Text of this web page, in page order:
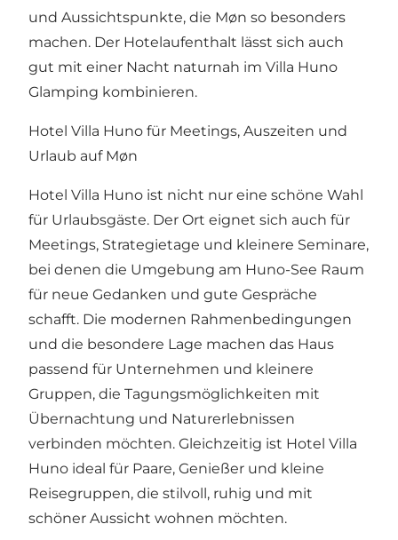
und Aussichtspunkte, die Møn so besonders
machen. Der Hotelaufenthalt lässt sich auch
gut mit einer Nacht naturnah im Villa Huno
Glamping kombinieren.
Hotel Villa Huno für Meetings, Auszeiten und
Urlaub auf Møn
Hotel Villa Huno ist nicht nur eine schöne Wahl
für Urlaubsgäste. Der Ort eignet sich auch für
Meetings, Strategietage und kleinere Seminare,
bei denen die Umgebung am Huno-See Raum
für neue Gedanken und gute Gespräche
schafft. Die modernen Rahmenbedingungen
und die besondere Lage machen das Haus
passend für Unternehmen und kleinere
Gruppen, die Tagungsmöglichkeiten mit
Übernachtung und Naturerlebnissen
verbinden möchten. Gleichzeitig ist Hotel Villa
Huno ideal für Paare, Genießer und kleine
Reisegruppen, die stilvoll, ruhig und mit
schöner Aussicht wohnen möchten.